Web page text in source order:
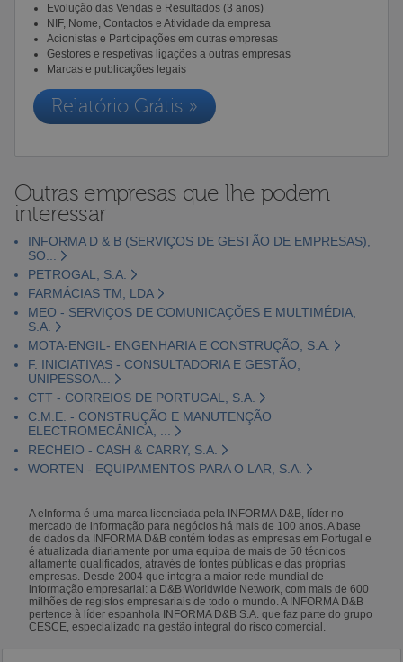
Evolução das Vendas e Resultados (3 anos)
NIF, Nome, Contactos e Atividade da empresa
Acionistas e Participações em outras empresas
Gestores e respetivas ligações a outras empresas
Marcas e publicações legais
Relatório Grátis »
Outras empresas que lhe podem
interessar
INFORMA D & B (SERVIÇOS DE GESTÃO DE EMPRESAS),
SO...
PETROGAL, S.A.
FARMÁCIAS TM, LDA
MEO - SERVIÇOS DE COMUNICAÇÕES E MULTIMÉDIA,
S.A.
MOTA-ENGIL- ENGENHARIA E CONSTRUÇÃO, S.A.
F. INICIATIVAS - CONSULTADORIA E GESTÃO,
UNIPESSOA...
CTT - CORREIOS DE PORTUGAL, S.A.
C.M.E. - CONSTRUÇÃO E MANUTENÇÃO
ELECTROMECÂNICA, ...
RECHEIO - CASH & CARRY, S.A.
WORTEN - EQUIPAMENTOS PARA O LAR, S.A.
A eInforma é uma marca licenciada pela INFORMA D&B, líder no
mercado de informação para negócios há mais de 100 anos. A base
de dados da INFORMA D&B contém todas as empresas em Portugal e
é atualizada diariamente por uma equipa de mais de 50 técnicos
altamente qualificados, através de fontes públicas e das próprias
empresas. Desde 2004 que integra a maior rede mundial de
informação empresarial: a D&B Worldwide Network, com mais de 600
milhões de registos empresariais de todo o mundo. A INFORMA D&B
pertence à líder espanhola INFORMA D&B S.A. que faz parte do grupo
CESCE, especializado na gestão integral do risco comercial.